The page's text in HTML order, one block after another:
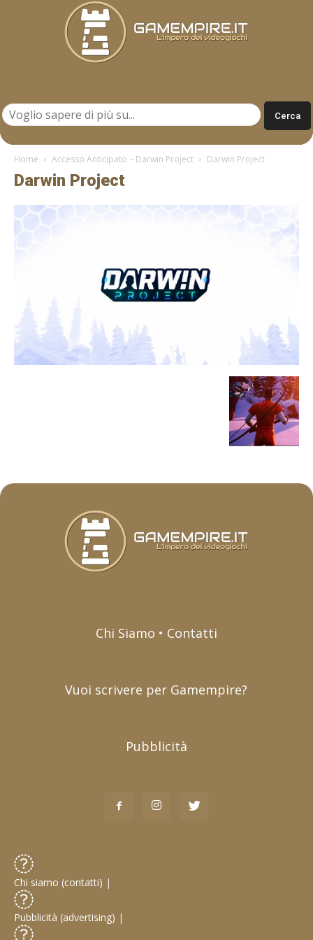
Home Accesso Anticipato – Darwin Project Darwin Project
Darwin Project
Chi Siamo • Contatti
Vuoi scrivere per Gamempire?
Pubblicità
Chi siamo (contatti) |
Pubblicità (advertising) |